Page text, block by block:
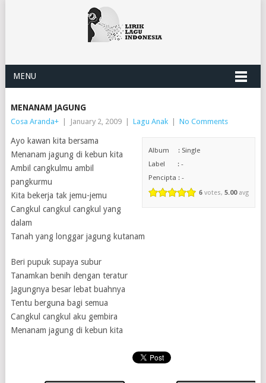
MENU
MENANAM JAGUNG
Cosa Aranda+ January 2, 2009 Lagu Anak No Comments
Album : Single
Label : -
Pencipta : -
6 votes,5.00avg
Ayo kawan kita bersama
Menanam jagung di kebun kita
Ambil cangkulmu ambil
pangkurmu
Kita bekerja tak jemu-jemu
Cangkul cangkul cangkul yang
dalam
Tanah yang longgar jagung kutanam
Beri pupuk supaya subur
Tanamkan benih dengan teratur
Jagungnya besar lebat buahnya
Tentu berguna bagi semua
Cangkul cangkul aku gembira
Menanam jagung di kebun kita